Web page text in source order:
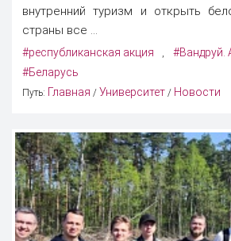
внутренний туризм и открыть
страны все ...
#республиканская акция #Вандруй.
#Беларусь
Путь: Главная / Университет / Новости